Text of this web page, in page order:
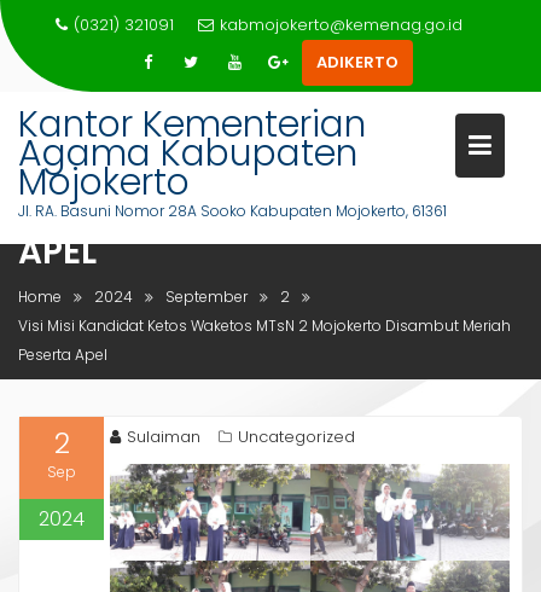
Skip
to
content
(0321) 321091
kabmojokerto@kemenag.go.id
ADIKERTO
Kantor Kementerian
Agama Kabupaten
Mojokerto
Jl. RA. Basuni Nomor 28A Sooko Kabupaten Mojokerto, 61361
VISI MISI KANDIDAT KETOS
WAKETOS MTSN 2 MOJOKERTO
DISAMBUT MERIAH PESERTA
APEL
Home 2024 September
2
Visi Misi Kandidat Ketos Waketos MTsN 2 Mojokerto Disambut Meriah
Peserta Apel
2
Sep
2024
Sulaiman Uncategorized